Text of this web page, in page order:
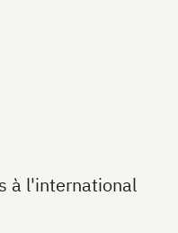
à l'international